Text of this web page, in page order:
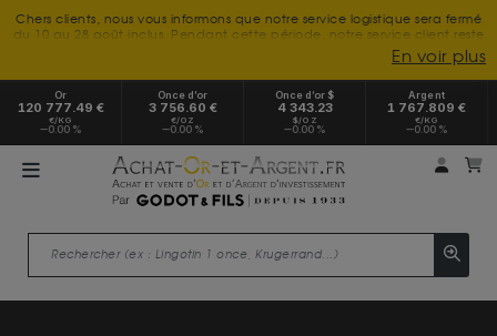
Chers clients, nous vous informons que notre service logistique sera fermé
du 10 au 28 août inclus. Pendant cette période, notre service client reste
à votre disposition tout l'été. Vous pouvez nous joindre du lundi au
vendredi, de 9h30 à 18h, pour toute demande d'information.
Nous vous remercions de votre compréhension et vous souhaitons un
excellent été.
En voir plus
Or
120 777.49 €
€/KG
0.00 %
Once d’or
3 756.60 €
€/OZ
0.00 %
Once d’or $
4 343.23
$/OZ
0.00 %
Argent
1 767.809 €
€/KG
0.00 %
Mon